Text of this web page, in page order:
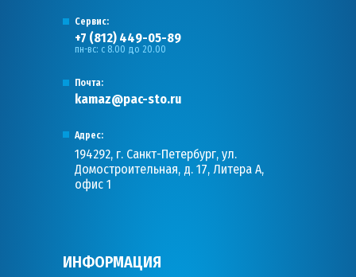
Сервис:
+7 (812) 449-05-89
пн-вс: с 8.00 до 20.00
Почта:
kamaz@pac-sto.ru
Адрес:
194292, г. Санкт-Петербург, ул.
Домостроительная, д. 17, Литера А,
офис 1
ИНФОРМАЦИЯ